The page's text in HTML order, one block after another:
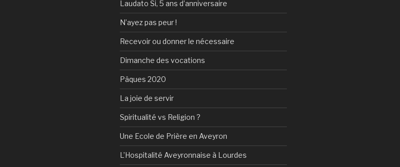
Laudato Si, 5 ans d’anniversaire
N’ayez pas peur !
Recevoir ou donner le nécessaire
Dimanche des vocations
Pâques 2020
La joie de servir
Spiritualité vs Religion ?
Une Ecole de Prière en Aveyron
L’Hospitalité Aveyronnaise à Lourdes